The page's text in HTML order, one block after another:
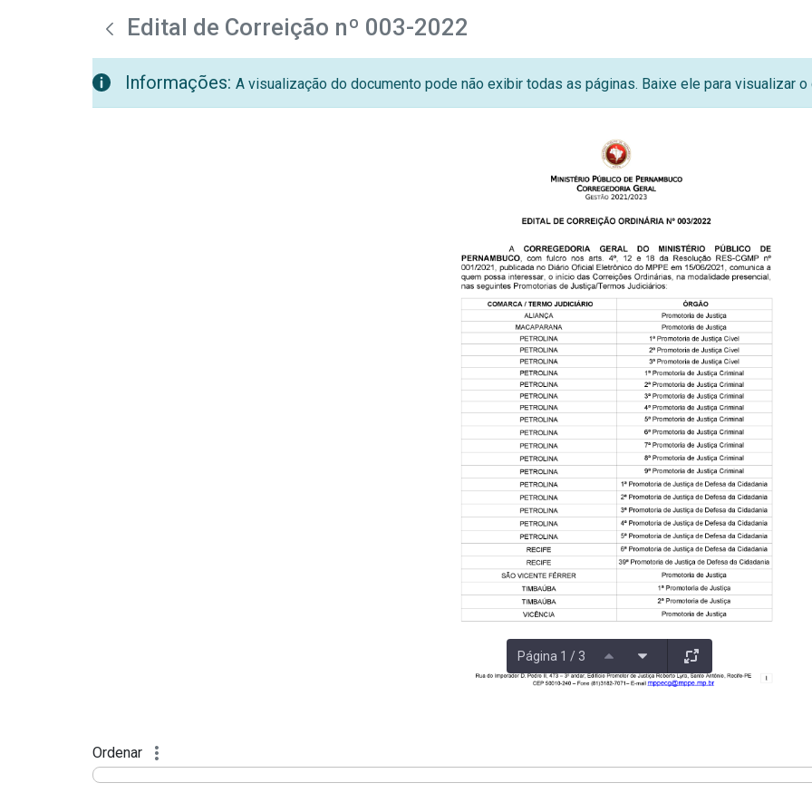
Pular para o Conteúdo principal
teste descricaoEdital de Correição nº 003-2022
Informações: A visualização do documento pode não exibir todas as páginas. Baixe ele para visualizar
Página 1 / 3
Ordenar